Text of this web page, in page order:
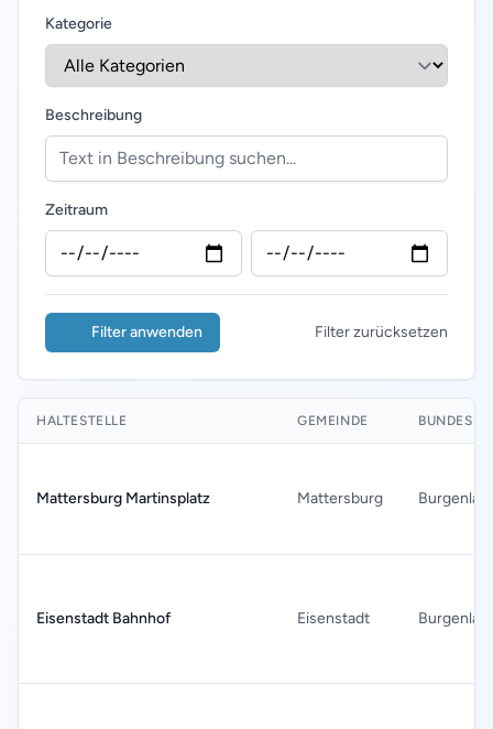
Kategorie
Beschreibung
Zeitraum
Filter anwenden Filter zurücksetzen
HALTESTELLE GEMEINDE
Mattersburg Martinsplatz Mattersburg
Eisenstadt Bahnhof Eisenstadt